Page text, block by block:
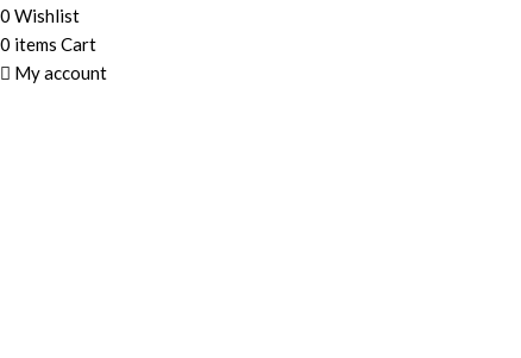
0 Wishlist
0 items Cart
My account